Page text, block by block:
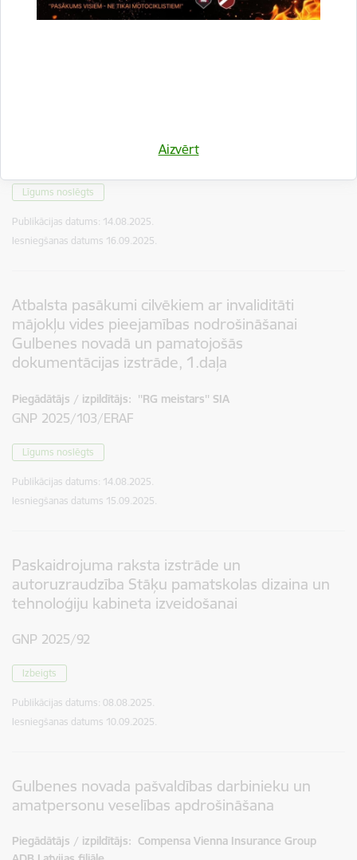
Aizvērt
Līgums noslēgts
Publikācijas datums: 14.08.2025.
Iesniegšanas datums 16.09.2025.
Atbalsta pasākumi cilvēkiem ar invaliditāti
mājokļu vides pieejamības nodrošināšanai
Gulbenes novadā un pamatojošās
dokumentācijas izstrāde, 1.daļa
Piegādātājs / izpildītājs: ''RG meistars'' SIA
GNP 2025/103/ERAF
Līgums noslēgts
Publikācijas datums: 14.08.2025.
Iesniegšanas datums 15.09.2025.
Paskaidrojuma raksta izstrāde un
autoruzraudzība Stāķu pamatskolas dizaina un
tehnoloģiju kabineta izveidošanai
GNP 2025/92
Izbeigts
Publikācijas datums: 08.08.2025.
Iesniegšanas datums 10.09.2025.
Gulbenes novada pašvaldības darbinieku un
amatpersonu veselības apdrošināšana
Piegādātājs / izpildītājs: Compensa Vienna Insurance Group